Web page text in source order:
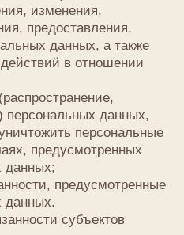
данных,
обработка
заявленным
обработки.
данных,
случаях
обработки